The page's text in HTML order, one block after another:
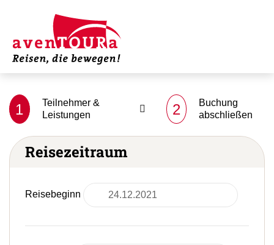
1
Teilnehmer &
Leistungen
2
Buchung
abschließen
Reisezeitraum
Reisebeginn